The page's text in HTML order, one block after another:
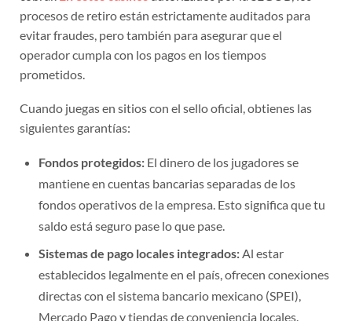
procesos de retiro están estrictamente auditados para
evitar fraudes, pero también para asegurar que el
operador cumpla con los pagos en los tiempos
prometidos.
Cuando juegas en sitios con el sello oficial, obtienes las
siguientes garantías:
Fondos protegidos: El dinero de los jugadores se
mantiene en cuentas bancarias separadas de los
fondos operativos de la empresa. Esto significa que tu
saldo está seguro pase lo que pase.
Sistemas de pago locales integrados: Al estar
establecidos legalmente en el país, ofrecen conexiones
directas con el sistema bancario mexicano (SPEI),
Mercado Pago y tiendas de conveniencia locales.